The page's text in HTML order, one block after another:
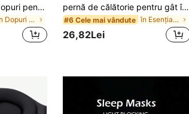
10/24/60/120 buc. dopuri pentru urechi din spumă, reducerea zgomotului 32dB NRR, potrivite pentru somn, sforăit, călătorii, muzică puternică, concerte, tir, muncă, construcții, protecție auditivă (portocaliu)
în Dopuri de urechi
pernă de călătorie pentru gât în formă de U, tip haine, umpluibilă, disponibilă în mai multe culori, poate fi folosită ca pernă de călătorie pentru depozitare, potrivită pentru călătorii, din pluș moale, accesoriu esențial de călătorie, potrivită pentru mașină și avion, neumplută, organizator de depozitare, accesoriu de vacanță, geantă de bagaj
#6 Cele mai vândute în Esențiale pentru vacanță Esențiale zilnice pent
26,82Lei